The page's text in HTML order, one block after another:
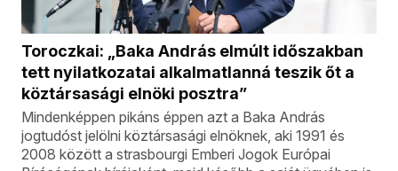
Toroczkai: „Baka András elmúlt időszakban
tett nyilatkozatai alkalmatlanná teszik őt a
köztársasági elnöki posztra”
Mindenképpen pikáns éppen azt a Baka András
jogtudóst jelölni köztársasági elnöknek, aki 1991 és
2008 között a strasbourgi Emberi Jogok Európai